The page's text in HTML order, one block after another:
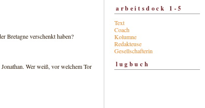
Bretagne verschenkt haben?
Wer weiß, vor welchem Tor
arbeitsdock 1-5
Text
Coach
Kolumne
Redakteuse
Gesellschafterin
lugbuch